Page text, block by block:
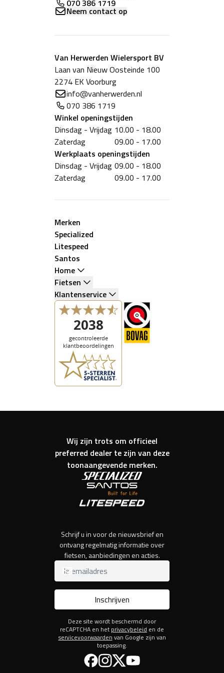
070 386 1719
Neem contact op
Van Herwerden Wielersport BV
Laan van Nieuw Oosteinde 100
2274 EK Voorburg
info@vanherwerden.nl
070 386 1719
Winkel openingstijden
Dinsdag - Vrijdag 10.00 - 18.00
Zaterdag
09.00 - 17.00
Werkplaats openingstijden
Dinsdag - Vrijdag 09.00 - 18.00
Zaterdag
09.00 - 17.00
Merken
Specialized
Litespeed
Santos
Home
Fietsen
Klantenservice
Wij zijn trots om officieel
preferred dealer te zijn van deze
toonaangevende merken.
Schrijf u in voor de nieuwsbrief en
ontvang regelmatig informatie over
fietsen, aanbiedingen en acties.
Inschrijven
Deze site wordt beschermd door
reCAPTCHA en het privacybeleid en de
servicevoorwaarden van Google zijn van
toepassing.
FacebookInstagram
TwitterYouTube